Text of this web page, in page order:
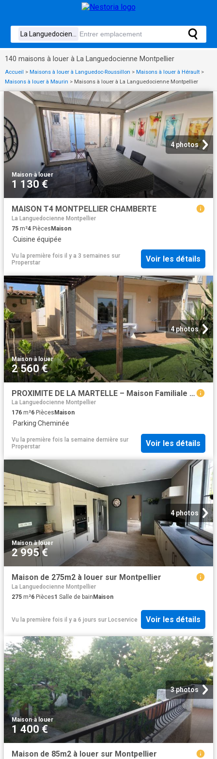
140 maisons à louer à La Languedocienne Montpellier
Accueil > Maisons à louer à Languedoc-Roussillon > Maisons à louer à Hérault >
Maisons à louer à Maurin > Maisons à louer à La Languedocienne Montpellier
4 photos
Maison·à louer
1 130 €
MAISON T4 MONTPELLIER CHAMBERTE
La Languedocienne Montpellier
75 m²4 PiècesMaison
·Cuisine équipée
Vu la première fois il y a 3 semaines sur
Properstar
Voir les détails
4 photos
Maison·à louer
2 560 €
PROXIMITE DE LA MARTELLE – Maison Familiale 6 pièces – 176,79 m²
La Languedocienne Montpellier
176 m²6 Pièces Maison
·Parking·Cheminée
Vu la première fois la semaine dernière sur
Properstar
Voir les détails
4 photos
Maison·à louer
2 995 €
Maison de 275m2 à louer sur Montpellier
La Languedocienne Montpellier
275 m²6 Pièces1 Salle de bain Maison
Vu la première fois il y a 6 jours sur Locservice Voir les détails
3 photos
Maison·à louer
1 400 €
Maison de 85m2 à louer sur Montpellier